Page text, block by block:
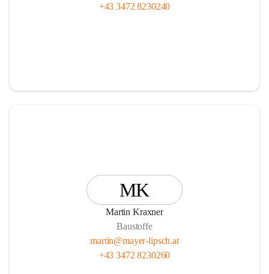
+43 3472 8230240
MK
Martin Kraxner
Baustoffe
martin@mayer-lipsch.at
+43 3472 8230260